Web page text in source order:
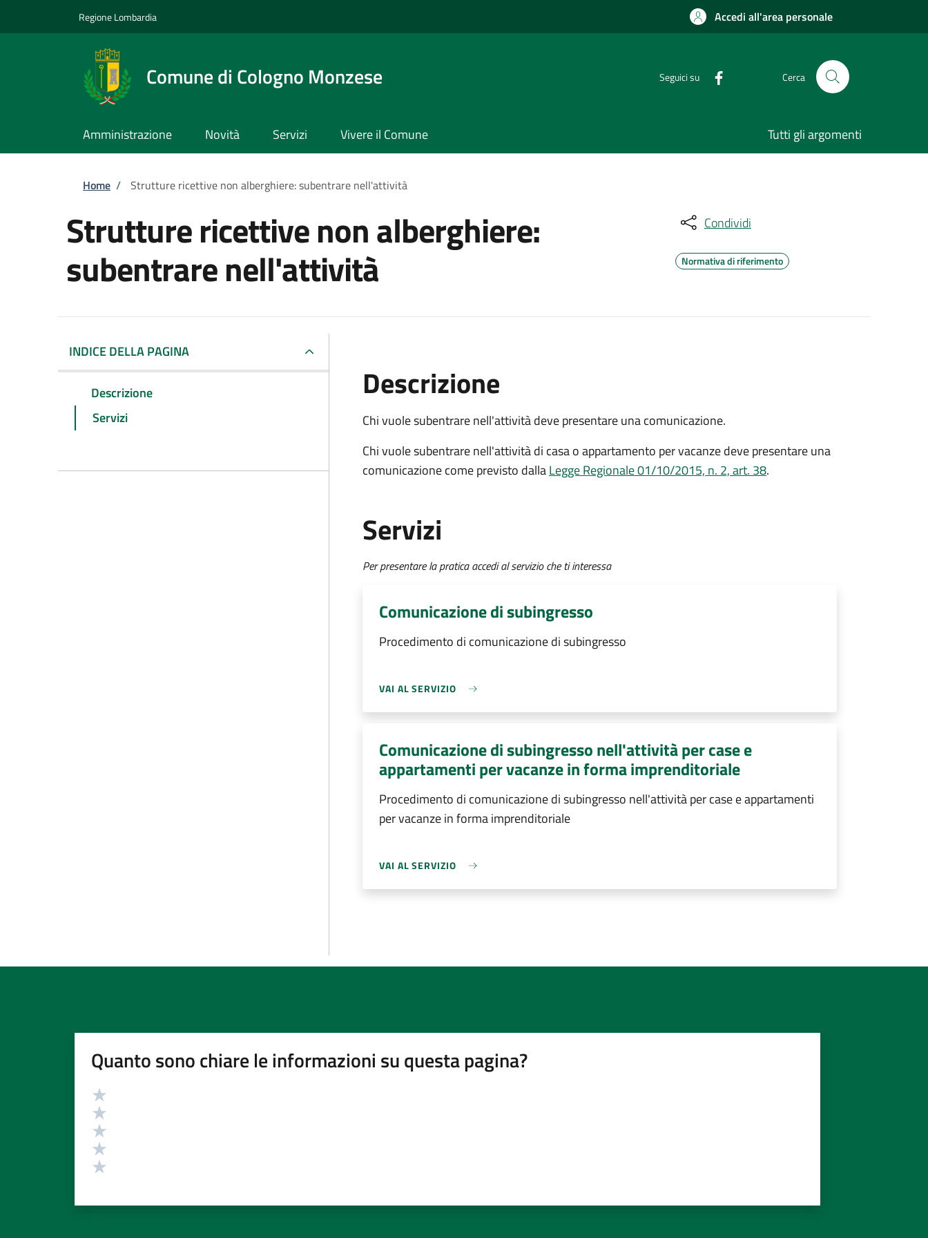
Regione Lombardia Accedi all'area personale
Comune di Cologno Monzese Seguici su Cerca
Amministrazione Novità Servizi Vivere il Comune Tutti gli argomenti
Briciole di pane
Home / Strutture ricettive non alberghiere: subentrare nell'attività
Strutture ricettive non alberghiere:
subentrare nell'attività
Condividi
Normativa di riferimento
INDICE DELLA PAGINA
Descrizione
Servizi
Descrizione
Chi vuole subentrare nell'attività deve presentare una comunicazione.
Chi vuole subentrare nell'attività di casa o appartamento per vacanze deve presentare una
comunicazione come previsto dallaLegge Regionale 01/10/2015, n. 2, art. 38.
Servizi
Per presentare la pratica accedi al servizio che ti interessa
Comunicazione di subingresso
Procedimento di comunicazione di subingresso
VAI AL SERVIZIO
Comunicazione di subingresso nell'attività per case e
appartamenti per vacanze in forma imprenditoriale
Procedimento di comunicazione di subingresso nell'attività per case e appartamenti
per vacanze in forma imprenditoriale
VAI AL SERVIZIO
Quanto sono chiare le informazioni su questa pagina?
Valutazione